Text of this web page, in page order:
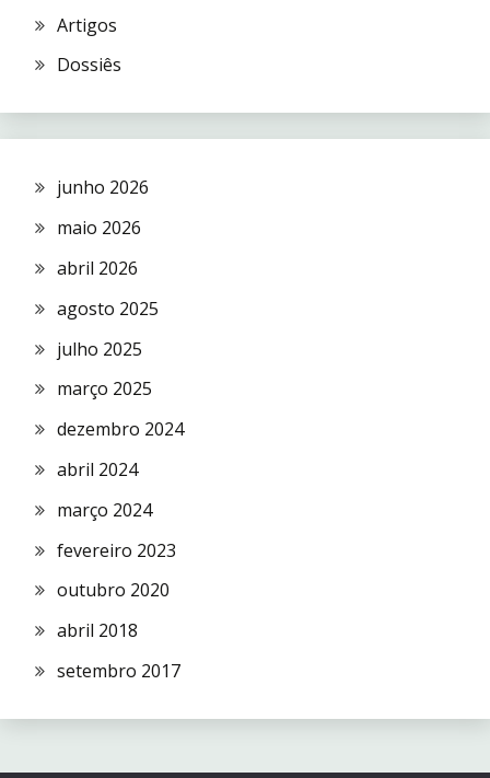
Artigos
Dossiês
junho 2026
maio 2026
abril 2026
agosto 2025
julho 2025
março 2025
dezembro 2024
abril 2024
março 2024
fevereiro 2023
outubro 2020
abril 2018
setembro 2017